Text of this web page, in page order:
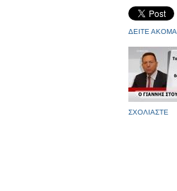
ΔΕΙΤΕ ΑΚΟΜΑ
ΣΧΟΛΙΑΣΤΕ